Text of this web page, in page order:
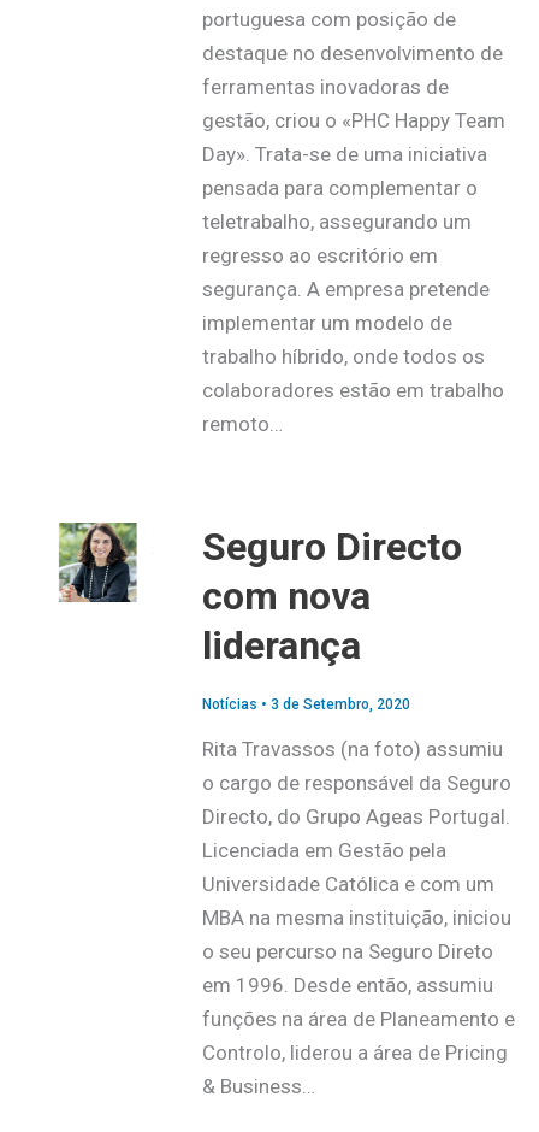
portuguesa com posição de
destaque no desenvolvimento de
ferramentas inovadoras de
gestão, criou o «PHC Happy Team
Day». Trata-se de uma iniciativa
pensada para complementar o
teletrabalho, assegurando um
regresso ao escritório em
segurança. A empresa pretende
implementar um modelo de
trabalho híbrido, onde todos os
colaboradores estão em trabalho
remoto…
Seguro Directo
com nova
liderança
Notícias • 3 de Setembro, 2020
Rita Travassos (na foto) assumiu
o cargo de responsável da Seguro
Directo, do Grupo Ageas Portugal.
Licenciada em Gestão pela
Universidade Católica e com um
MBA na mesma instituição, iniciou
o seu percurso na Seguro Direto
em 1996. Desde então, assumiu
funções na área de Planeamento e
Controlo, liderou a área de Pricing
& Business…